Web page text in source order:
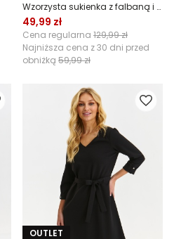
Wzorzysta sukienka z falbaną i bufiastymi rękawami
49,99 zł
Cena regularna 129,99 zł
Najniższa cena z 30 dni przed
obniżką 59,99 zł
OUTLET